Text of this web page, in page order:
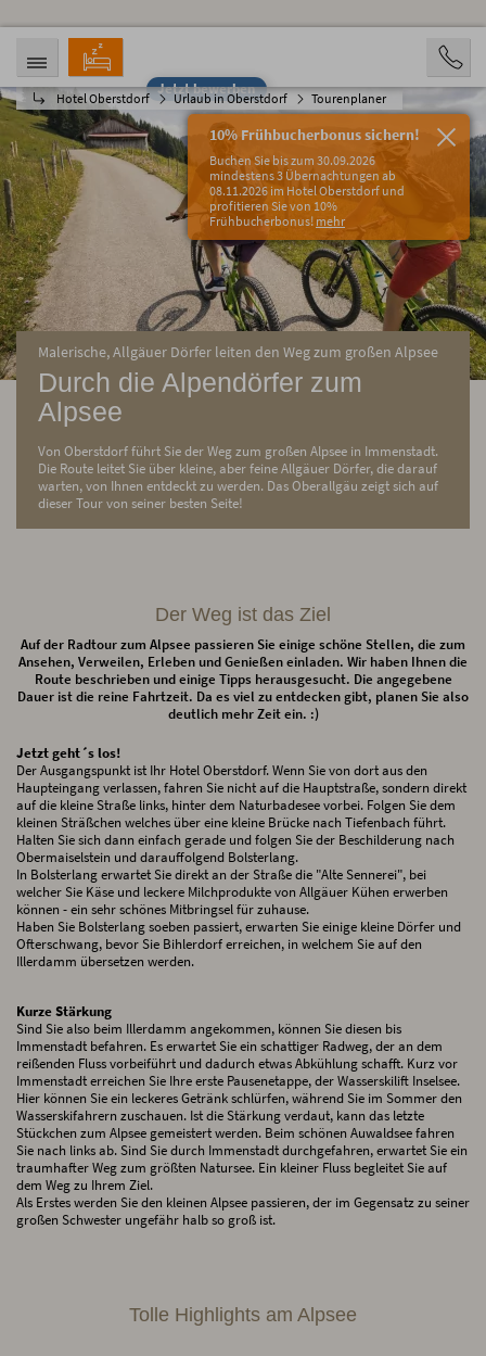
Jetzt bewerben
Hotel Oberstdorf Urlaub in Oberstdorf Tourenplaner
10% Frühbucherbonus sichern!
Buchen Sie bis zum 30.09.2026
mindestens 3 Übernachtungen ab
08.11.2026 im Hotel Oberstdorf und
profitieren Sie von 10%
Frühbucherbonus! mehr
ANREISE
09.08.2026
ABREISE
14.08.2026
PERSONEN
2 Personen
BUCHEN
Malerische, Allgäuer Dörfer leiten den Weg zum großen Alpsee
Durch die Alpendörfer zum
Alpsee
Von Oberstdorf führt Sie der Weg zum großen Alpsee in Immenstadt.
Die Route leitet Sie über kleine, aber feine Allgäuer Dörfer, die darauf
warten, von Ihnen entdeckt zu werden. Das Oberallgäu zeigt sich auf
dieser Tour von seiner besten Seite!
Der Weg ist das Ziel
Auf der Radtour zum Alpsee passieren Sie einige schöne Stellen, die zum
Ansehen, Verweilen, Erleben und Genießen einladen. Wir haben Ihnen die
Route beschrieben und einige Tipps herausgesucht. Die angegebene
Dauer ist die reine Fahrtzeit. Da es viel zu entdecken gibt, planen Sie also
deutlich mehr Zeit ein. :)
Jetzt geht´s los!
Der Ausgangspunkt ist Ihr Hotel Oberstdorf. Wenn Sie von dort aus den
Haupteingang verlassen, fahren Sie nicht auf die Hauptstraße, sondern direkt
auf die kleine Straße links, hinter dem Naturbadesee vorbei. Folgen Sie dem
kleinen Sträßchen welches über eine kleine Brücke nach Tiefenbach führt.
Halten Sie sich dann einfach gerade und folgen Sie der Beschilderung nach
Obermaiselstein und darauffolgend Bolsterlang.
In Bolsterlang erwartet Sie direkt an der Straße die "Alte Sennerei", bei
welcher Sie Käse und leckere Milchprodukte von Allgäuer Kühen erwerben
können - ein sehr schönes Mitbringsel für zuhause.
Haben Sie Bolsterlang soeben passiert, erwarten Sie einige kleine Dörfer und
Ofterschwang, bevor Sie Bihlerdorf erreichen, in welchem Sie auf den
Illerdamm übersetzen werden.
Kurze Stärkung
Sind Sie also beim Illerdamm angekommen, können Sie diesen bis
Immenstadt befahren. Es erwartet Sie ein schattiger Radweg, der an dem
reißenden Fluss vorbeiführt und dadurch etwas Abkühlung schafft. Kurz vor
Immenstadt erreichen Sie Ihre erste Pausenetappe, der Wasserskilift Inselsee.
Hier können Sie ein leckeres Getränk schlürfen, während Sie im Sommer den
Wasserskifahrern zuschauen. Ist die Stärkung verdaut, kann das letzte
Stückchen zum Alpsee gemeistert werden. Beim schönen Auwaldsee fahren
Sie nach links ab. Sind Sie durch Immenstadt durchgefahren, erwartet Sie ein
traumhafter Weg zum größten Natursee. Ein kleiner Fluss begleitet Sie auf
dem Weg zu Ihrem Ziel.
Als Erstes werden Sie den kleinen Alpsee passieren, der im Gegensatz zu seiner
großen Schwester ungefähr halb so groß ist.
Tolle Highlights am Alpsee